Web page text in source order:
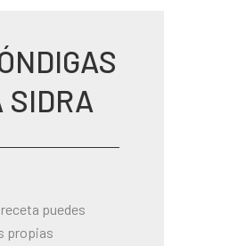
SIDRA
puedes
propias